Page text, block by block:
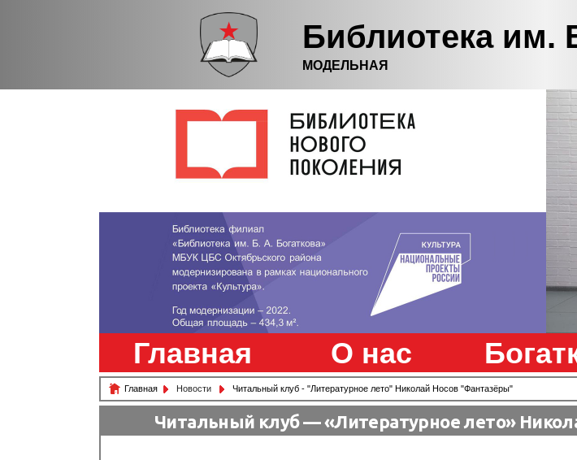
Библиотека им.
МОДЕЛЬНАЯ
Главная О нас
Главная Новости Читальный клуб - "Литературное лето" Николай Носов "Фантазёры"
Читальный клуб — «Литературное лето»